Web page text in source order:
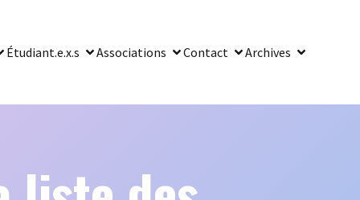
Étudiant.e.x.s Associations Contact Archives